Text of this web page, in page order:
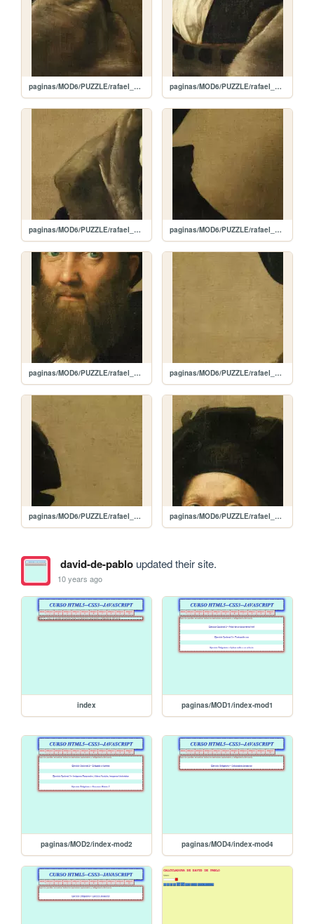
paginas/MOD6/PUZZLE/rafael_9.jpg paginas/MOD6/PUZZLE/rafael_8.jpg
paginas/MOD6/PUZZLE/rafael_7.jpg paginas/MOD6/PUZZLE/rafael_6.jpg
paginas/MOD6/PUZZLE/rafael_5.jpg paginas/MOD6/PUZZLE/rafael_4.jpg
paginas/MOD6/PUZZLE/rafael_3.jpg paginas/MOD6/PUZZLE/rafael_2.jpg
david-de-pabloupdated their site.
10 years ago
index paginas/MOD1/index-mod1
paginas/MOD2/index-mod2 paginas/MOD4/index-mod4